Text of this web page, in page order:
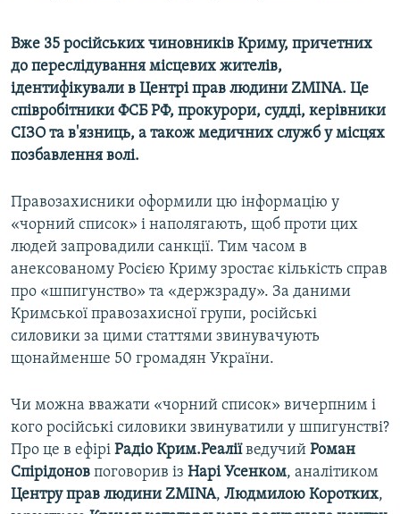
Вже 35 російських чиновників Криму, причетних
до переслідування місцевих жителів,
ідентифікували в Центрі прав людини ZMINA. Це
співробітники ФСБ РФ, прокурори, судді, керівники
СІЗО та в'язниць, а також медичних служб у місцях
позбавлення волі.
Правозахисники оформили цю інформацію у
«чорний список» і наполягають, щоб проти цих
людей запровадили санкції. Тим часом в
анексованому Росією Криму зростає кількість справ
про «шпигунство» та «держзраду». За даними
Кримської правозахисної групи, російські
силовики за цими статтями звинувачують
щонайменше 50 громадян України.
Чи можна вважати «чорний список» вичерпним і
кого російські силовики звинуватили у шпигунстві?
Про це в ефірі Радіо Крим.Реаліїведучий Роман
Спірідонов поговорив із Нарі Усенком, аналітиком
Центру прав людини ZMINA, Людмилою Коротких,